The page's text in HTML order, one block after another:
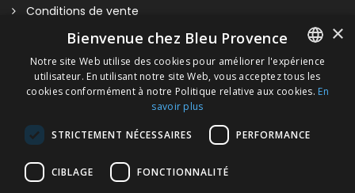
Conditions de vente
Nous contacter
Visitez notre Showroom
Plan du site
FRENCH
GERMAN
×
Bienvenue chez Bleu Provence
Notre site Web utilise des cookies pour améliorer l'expérience
utilisateur. En utilisant notre site Web, vous acceptez tous les
cookies conformément à notre Politique relative aux cookies. En
savoir plus
STRICTEMENT NÉCESSAIRES PERFORMANCE
CIBLAGE FONCTIONNALITÉ